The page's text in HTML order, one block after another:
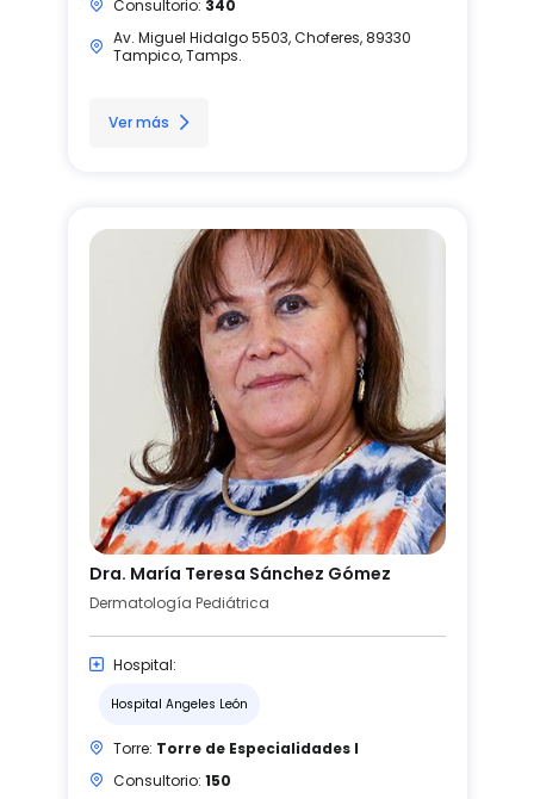
Consultorio: 340
Av. Miguel Hidalgo 5503, Choferes, 89330
Tampico, Tamps.
Ver más
Dra. María Teresa Sánchez Gómez
Dermatología Pediátrica
Hospital:
Hospital Angeles León
Torre: Torre de Especialidades I
Consultorio: 150